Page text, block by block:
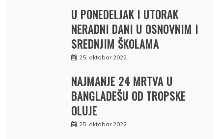
U PONEDELJAK I UTORAK
NERADNI DANI U OSNOVNIM I
SREDNJIM ŠKOLAMA
25. oktobar 2022.
NAJMANJE 24 MRTVA U
BANGLADEŠU OD TROPSKE
OLUJE
25. oktobar 2022.